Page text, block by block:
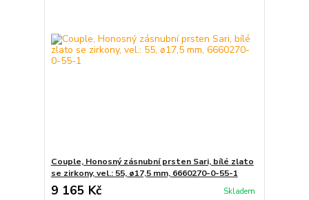
Couple, Honosný zásnubní prsten Sari, bílé zlato
se zirkony, vel.: 55, ø17,5 mm, 6660270-0-55-1
9 165 Kč Skladem